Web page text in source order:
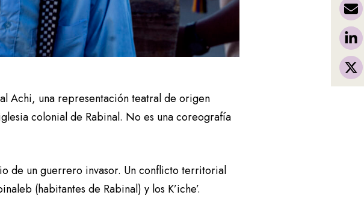
Achi, una representación teatral de origen
colonial de Rabinal. No es una coreografía
de un guerrero invasor. Un conflicto territorial
(habitantes de Rabinal) y los K’iche’.